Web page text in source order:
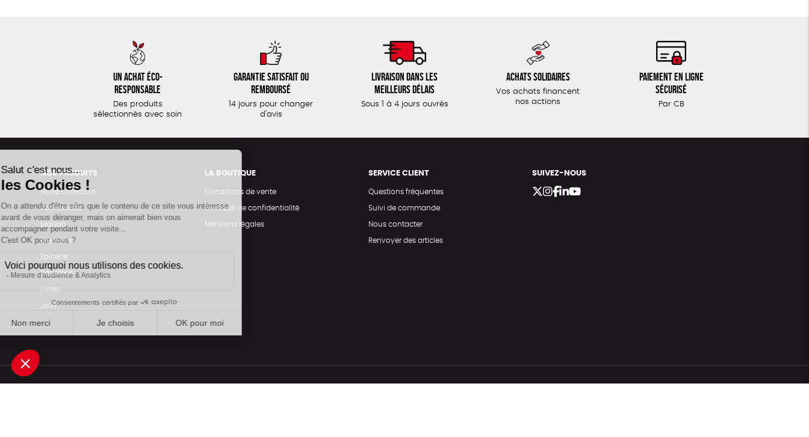
Un achat éco-
responsable
Des produits
sélectionnés avec soin
Garantie satisfait ou
remboursé
14 jours pour changer
d'avis
Livraison dans les
meilleurs délais
Sous 1 à 4 jours ouvrés
Achats solidaires
Vos achats financent
nos actions
Paiement en ligne
sécurisé
Par CB
NOS PRODUITS
Notre collection
Accessoires
Maison
Bien-être
Epicerie
Papeterie
Livres
Jeux
LA BOUTIQUE
Conditions de vente
Politique de confidentialité
Mentions légales
SERVICE CLIENT
Questions fréquentes
Suivi de commande
Nous contacter
Renvoyer des articles
SUIVEZ-NOUS